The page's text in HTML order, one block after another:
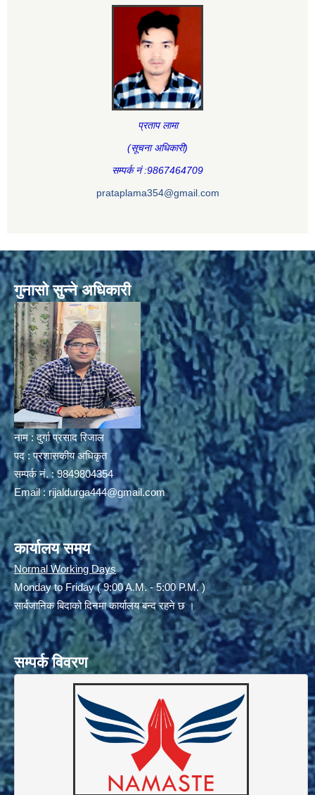
प्रताप लामा
(सूचना अधिकारी)
सम्पर्क नं :9867464709
prataplama354@gmail.com
गुनासो सुन्ने अधिकारी
नाम : दुर्गा प्रसाद रिजाल
पद : प्रशासकीय अधिकृत
सम्पर्क नं. : 9849804354
Email : rijaldurga444@gmail.com
कार्यालय समय
Normal Working Days
Monday to Friday ( 9:00 A.M. - 5:00 P.M. )
सार्बजानिक बिदाको दिनमा कार्यालय बन्द रहने छ ।
सम्पर्क विवरण